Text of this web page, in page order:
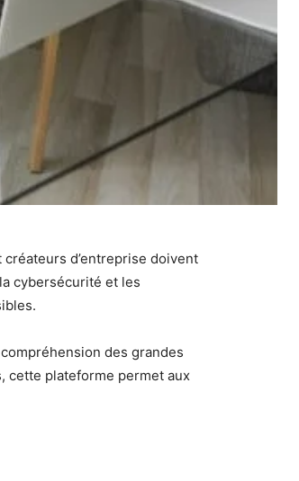
d’entreprise doivent
cybersécurité et les
des grandes
cette plateforme permet aux